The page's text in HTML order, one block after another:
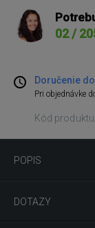
02 /
Doručenie
Pri objednávke
Kód
POPIS
DOTAZY